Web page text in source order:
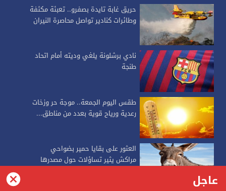
حريق غابة تايدة بصفرو.. تعبئة مكثفة
وطائرات كنادير تواصل محاصرة النيران
نادي برشلونة يلغي وديته أمام اتحاد
طنجة
طقس اليوم الجمعة.. موجة حر وزخات
رعدية ورياح قوية بعدد من مناطق...
العثور على بقايا حمير بضواحي
مراكش يثير تساؤلات حول مصدرها
عاجل